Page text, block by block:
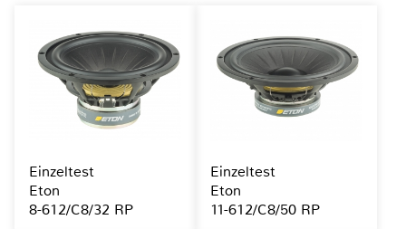
Einzeltest
Eton
8-612/C8/32 RP
Einzeltest
Eton
11-612/C8/50 RP